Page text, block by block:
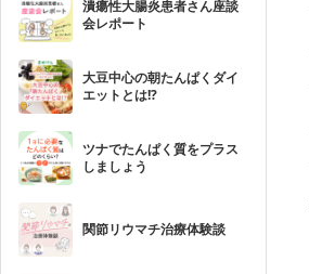
潰瘍性大腸炎患者さん座談
会レポート
大豆中心の朝たんぱくダイ
エットとは!?
ツナでたんぱく質をプラス
しましょう
関節リウマチ治療体験談